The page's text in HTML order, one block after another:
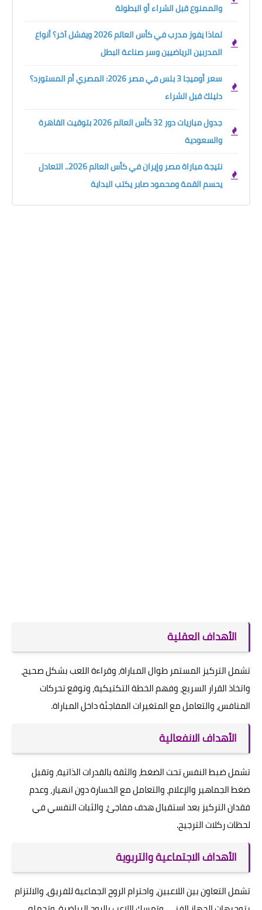
والممنوع قبل الشراء أو البطولة
لماذا يفوز مدرب في كأس العالم 2026 ويفشل آخر؟ أنواع
المدربين الرياضيين وسر صناعة البطل
سعر أوميجا 3 بلس في مصر 2026: المصري أم المستورد؟
دليلك قبل الشراء
جدول مباريات دور 32 كأس العالم 2026 بتوقيت القاهرة
والسعودية
نتيجة مباراة مصر وإيران في كأس العالم 2026.. التعادل
يحسم القمة ومحمود صابر يكتب البداية
الأهداف العقلية
تشمل التركيز المستمر طوال المباراة، وقراءة اللعب بشكل صحيح،
واتخاذ القرار السريع، وفهم الخطة التكتيكية، وتوقع تحركات
المنافس، والتعامل مع المتغيرات المفاجئة داخل المباراة.
الأهداف الانفعالية
تشمل ضبط النفس تحت الضغط، والثقة بالقدرات الذاتية، وتقبل
ضغط الجماهير والإعلام، والتعامل مع الخسارة دون انهيار، وعدم
فقدان التركيز بعد استقبال هدف مفاجئ، والثبات النفسي في
لحظات ركلات الترجيح.
الأهداف الاجتماعية والتربوية
تشمل التعاون بين اللاعبين، واحترام الروح الجماعية للفريق، والالتزام